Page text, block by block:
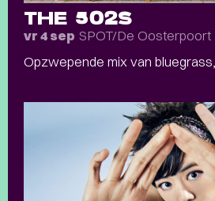
THE 502S
vr 4 sep SPOT/De Oosterpoort
Opzwepende mix van